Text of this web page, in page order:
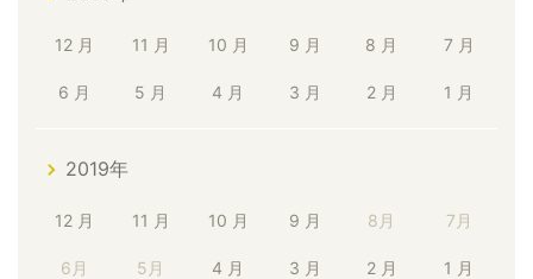
12 月 11 月 10 月 9 月 8 月 7 月
6 月 5 月 4 月 3 月 2 月 1 月
2019年
12 月 11 月 10 月 9 月 8月 7月
6月 5月 4 月 3 月 2 月 1 月